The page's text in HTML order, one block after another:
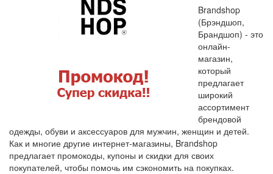
Brandshop
(Брэндшоп,
Брандшоп) - это
онлайн-
магазин,
который
предлагает
широкий
ассортимент
брендовой
одежды, обуви и аксессуаров для мужчин, женщин и детей.
Как и многие другие интернет-магазины, Brandshop
предлагает промокоды, купоны и скидки для своих
покупателей, чтобы помочь им сэкономить на покупках.